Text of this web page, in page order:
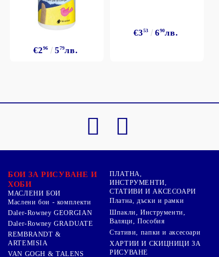
€296 579лв.
€353 690лв.
БОИ ЗА РИСУВАНЕ И
ХОБИ
МАСЛЕНИ БОИ
Маслени бои - комплекти
Daler-Rowney GEORGIAN
Daler-Rowney GRADUATE
REMBRANDT &
ARTEMISIA
VAN GOGH & TALENS
ПЛАТНА,
ИНСТРУМЕНТИ,
СТАТИВИ И АКСЕСОАРИ
Платна, дъски и рамки
Шпакли, Инструменти,
Валяци, Пособия
Стативи, папки и аксесоари
ХАРТИИ И СКИЦНИЦИ ЗА
РИСУВАНЕ